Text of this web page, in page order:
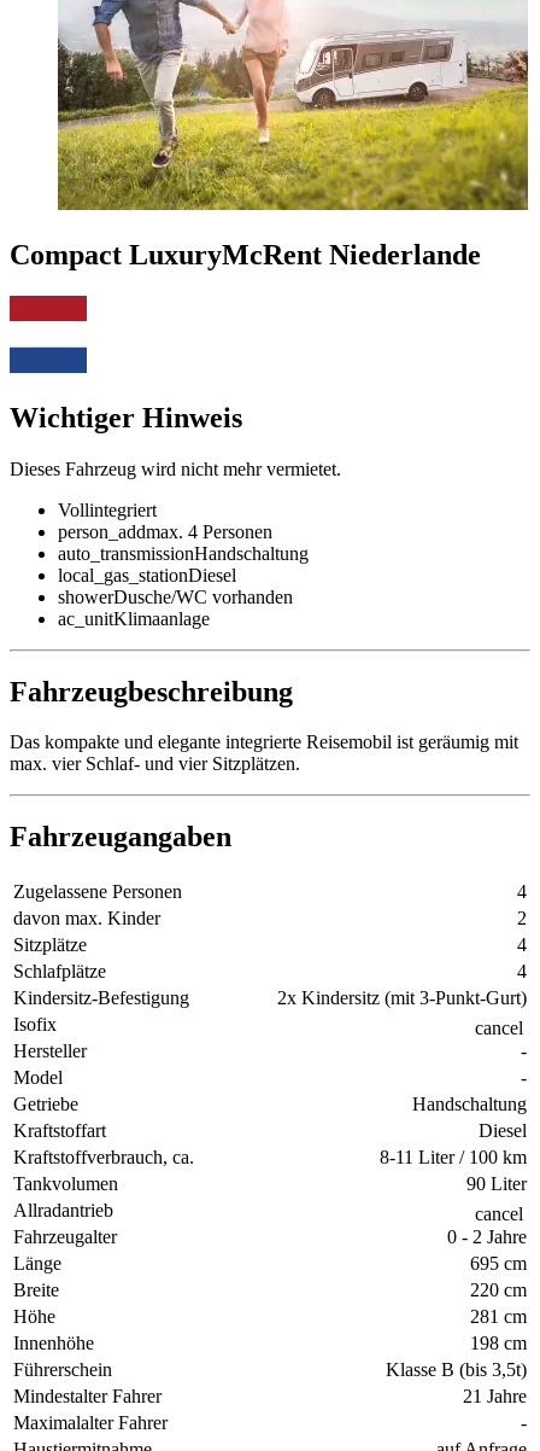
Compact LuxuryMcRent Niederlande
Wichtiger Hinweis
Dieses Fahrzeug wird nicht mehr vermietet.
Vollintegriert
person_addmax. 4 Personen
auto_transmissionHandschaltung
local_gas_stationDiesel
showerDusche/WC vorhanden
ac_unitKlimaanlage
Fahrzeugbeschreibung
Das kompakte und elegante integrierte Reisemobil ist geräumig mit
max. vier Schlaf- und vier Sitzplätzen.
Fahrzeugangaben
Zugelassene Personen
4
davon max. Kinder
2
Sitzplätze
4
Schlafplätze
4
Kindersitz-Befestigung
2x Kindersitz (mit 3-Punkt-Gurt)
Isofix
cancel
Hersteller
-
Model
-
Getriebe
Handschaltung
Kraftstoffart
Diesel
Kraftstoffverbrauch, ca.
8-11 Liter / 100 km
Tankvolumen
90 Liter
Allradantrieb
cancel
Fahrzeugalter
0 - 2 Jahre
Länge
695 cm
Breite
220 cm
Höhe
281 cm
Innenhöhe
198 cm
Führerschein
Klasse B (bis 3,5t)
Mindestalter Fahrer
21 Jahre
Maximalalter Fahrer
-